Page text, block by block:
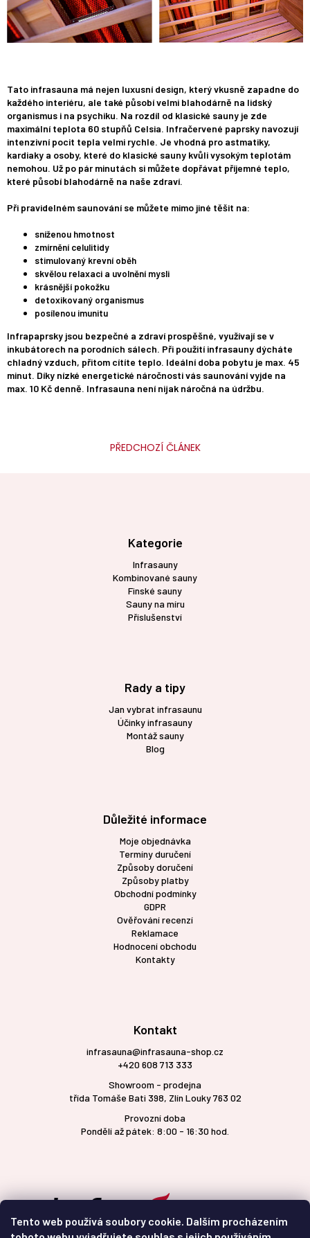
Tento web používá soubory cookie. Dalším procházením
Tato infrasauna má nejen luxusní design, který vkusně zapadne do
každého interiéru, ale také působí velmi blahodárně na lidský
organismus i na psychiku. Na rozdíl od klasické sauny je zde
maximální teplota 60 stupňů Celsia. Infračervené paprsky navozují
intenzivní pocit tepla velmi rychle. Je vhodná pro astmatiky,
kardiaky a osoby, které do klasické sauny kvůli vysokým teplotám
nemohou. Už po pár minutách si můžete dopřávat příjemné teplo,
které působí blahodárně na naše zdraví.
Při pravidelném saunování se můžete mimo jiné těšit na:
sníženou hmotnost
zmírnění celulitidy
stimulovaný krevní oběh
skvělou relaxaci a uvolnění mysli
krásnější pokožku
detoxikovaný organismus
posílenou imunitu
Infrapaprsky jsou bezpečné a zdraví prospěšné, využívají se v
inkubátorech na porodních sálech. Při použití infrasauny dýcháte
chladný vzduch, přitom cítíte teplo. Ideální doba pobytu je max. 45
minut. Díky nízké energetické náročnosti vás saunování vyjde na
max. 10 Kč denně. Infrasauna není nijak náročná na údržbu.
PŘEDCHOZÍ ČLÁNEK
Kategorie
Infrasauny
Kombinované sauny
Finské sauny
Sauny na míru
Příslušenství
Rady a tipy
Jan vybrat infrasaunu
Účinky infrasauny
Montáž sauny
Blog
Důležité informace
Moje objednávka
Termíny duručení
Způsoby doručení
Způsoby platby
Obchodní podmínky
GDPR
Ověřování recenzí
Reklamace
Hodnocení obchodu
Kontakty
Kontakt
infrasauna@infrasauna-shop.cz
+420 608 713 333
Showroom - prodejna
třída Tomáše Bati 398, Zlín Louky 763 02
Provozní doba
Pondělí až pátek: 8:00 - 16:30 hod.